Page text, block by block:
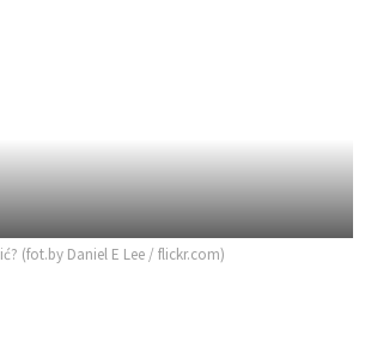
(fot.by Daniel E Lee / flickr.com)